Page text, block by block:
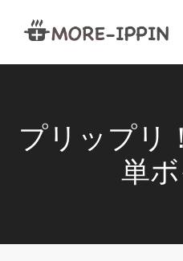
プリップリ
単